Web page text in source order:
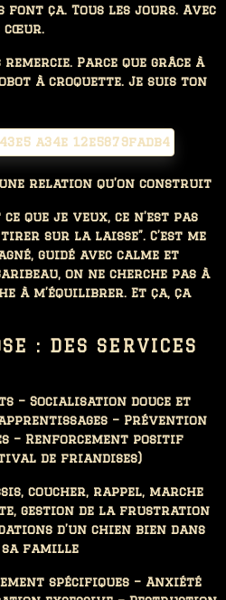
font ça. Tous les jours. Avec
cœur.
Parce que grâce à
à croquette. Je suis ton
une relation qu’on construit
que je veux, ce n’est pas
sur la laisse”. C’est me
guidé avec calme et
on ne cherche pas à
à m’équilibrer. Et ça, ça
: DES SERVICES
– Socialisation douce et
– Prévention
– Renforcement positif
de friandises)
coucher, rappel, marche
gestion de la frustration
d’un chien bien dans
sa famille
spécifiques – Anxiété